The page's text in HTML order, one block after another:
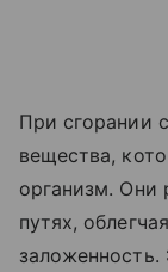
При сгорании
вещества,
организм. Они
путях,